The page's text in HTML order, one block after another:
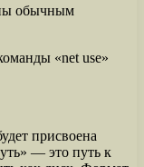
обычным
«net use»
присвоена
— это путь к